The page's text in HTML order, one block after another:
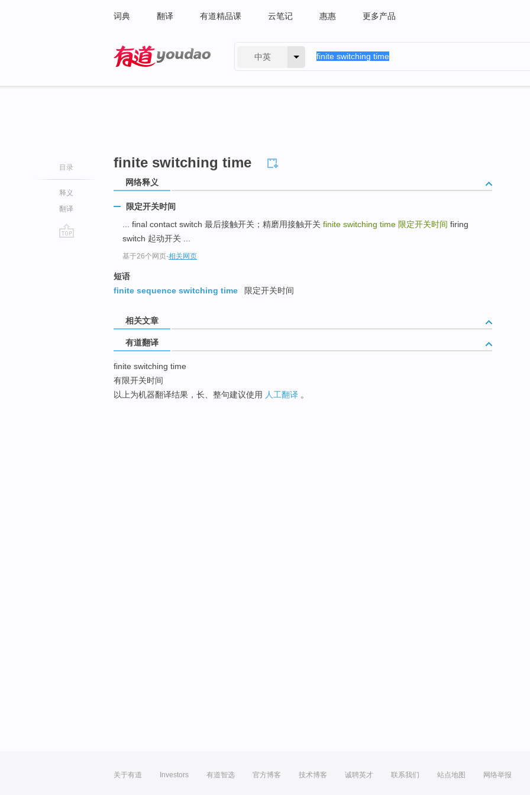
词典 翻译 有道精品课 云笔记 惠惠 更多产品
中英
目录
释义
翻译
finite switching time
网络释义
限定开关时间
... final contact switch 最后接触开关；精磨用接触开关 finite switching time 限定开关时间 firing
switch 起动开关 ...
基于26个网页-相关网页
短语
finite sequence switching time
限定开关时间
相关文章
有道翻译
finite switching time
有限开关时间
以上为机器翻译结果，长、整句建议使用 人工翻译 。
关于有道 Investors 有道智选 官方博客 技术博客 诚聘英才 联系我们 站点地图 网络举报